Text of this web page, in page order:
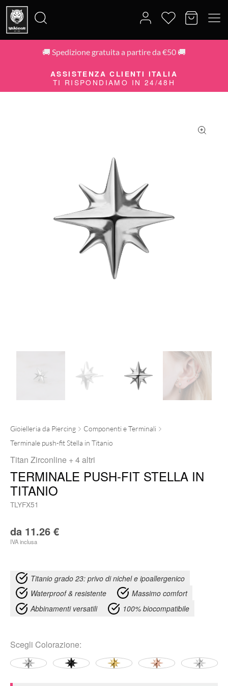
🚚 Spedizione gratuita a partire da €50 🚚
ASSISTENZA CLIENTI ITALIA
TI RISPONDIAMO IN 24/48H
Gioielleria da Piercing
Componenti e Terminali
Terminale push-fit Stella in Titanio
Titan Zirconline + 4 altri
TERMINALE PUSH-FIT STELLA IN
TITANIO
TLYFX51
da 11.26 €
IVA inclusa
Titanio grado 23: privo di nichel e ipoallergenico
Waterproof & resistente
Massimo comfort
Abbinamenti versatili
100% biocompatibile
Scegli Colorazione: